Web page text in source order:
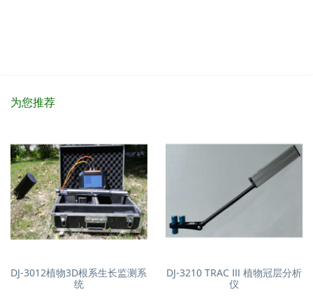
为您推荐
DJ-3012植物3D根系生长监测系
统
DJ-3210 TRAC Ⅲ 植物冠层分析
仪